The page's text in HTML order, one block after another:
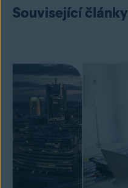
Související články